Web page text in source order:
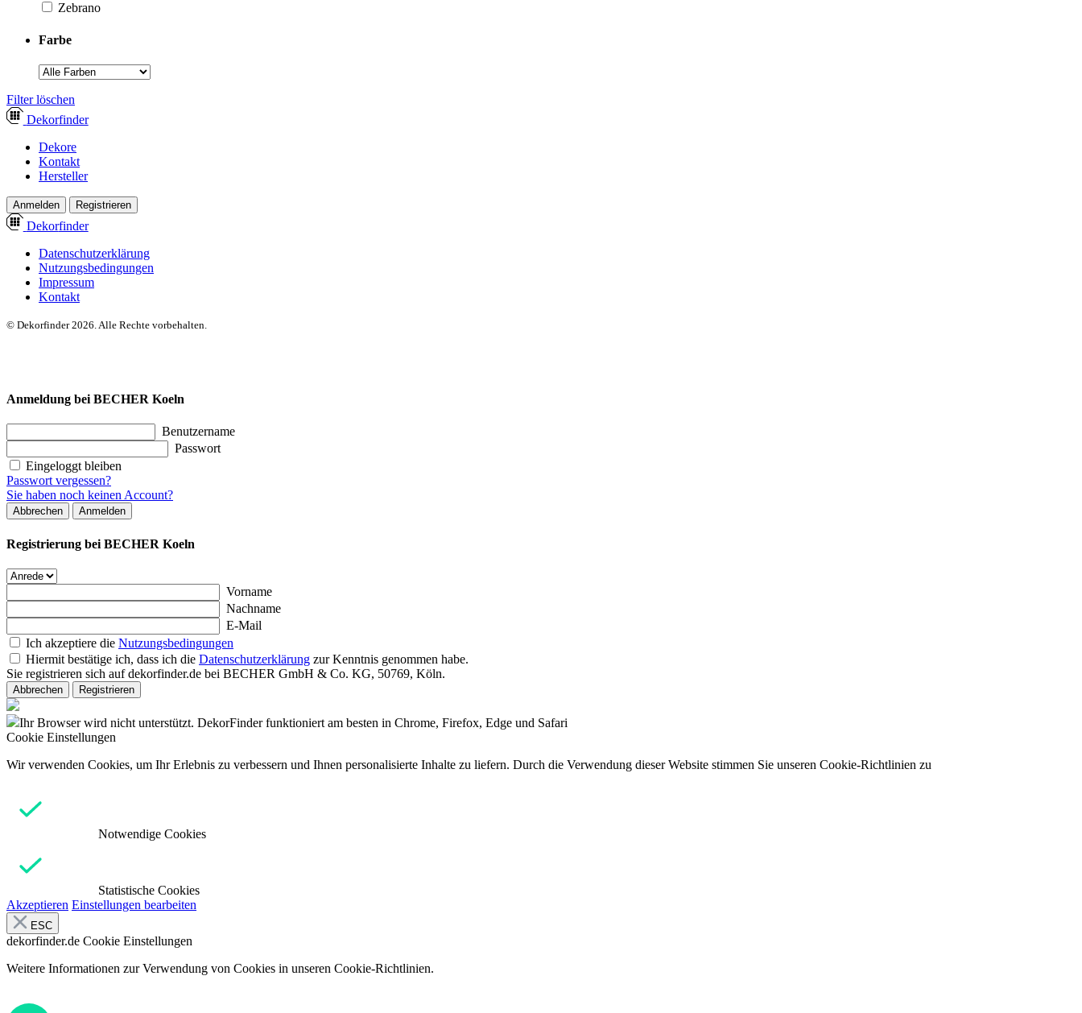
Zebrano
Farbe
­Filter löschen
Dekorfinder
Dekore
Kontakt
Hersteller
Anmelden Registrieren
Dekorfinder
Datenschutzerklärung
Nutzungsbedingungen
Impressum
Kontakt
© Dekorfinder 2026. Alle Rechte vorbehalten.
Anmeldung bei BECHER Koeln
Benutzername
Passwort
Eingeloggt bleiben
Passwort vergessen?
Sie haben noch keinen Account?
Abbrechen Anmelden
Registrierung bei BECHER Koeln
Vorname
Nachname
E-Mail
Ich akzeptiere die Nutzungsbedingungen
Hiermit bestätige ich, dass ich die Datenschutzerklärung zur Kenntnis genommen habe.
Sie registrieren sich auf dekorfinder.de bei BECHER GmbH & Co. KG, 50769, Köln.
Abbrechen Registrieren
Ihr Browser wird nicht unterstützt. DekorFinder funktioniert am besten in Chrome, Firefox, Edge und Safari
Cookie Einstellungen
Wir verwenden Cookies, um Ihr Erlebnis zu verbessern und Ihnen personalisierte Inhalte zu liefern. Durch die Verwendung dieser Website stimmen Sie unseren Cookie-Richtlinien zu
Notwendige Cookies
Statistische Cookies
Akzeptieren Einstellungen bearbeiten
ESC
dekorfinder.de Cookie Einstellungen
Weitere Informationen zur Verwendung von Cookies in unseren Cookie-Richtlinien.